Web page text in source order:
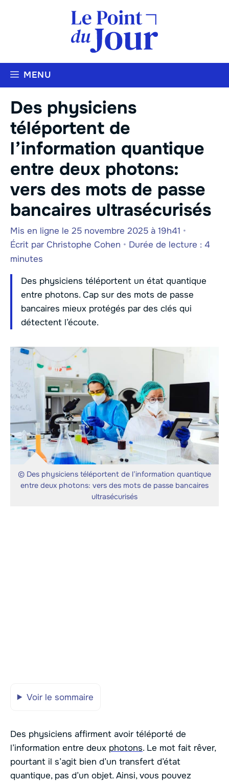
MENU
Des physiciens
téléportent de
l’information quantique
entre deux photons:
vers des mots de passe
bancaires ultrasécurisés
Mis en ligne le 25 novembre 2025 à 19h41 •
Écrit par Christophe Cohen • Durée de lecture : 4
minutes
Des physiciens téléportent un état quantique
entre photons. Cap sur des mots de passe
bancaires mieux protégés par des clés qui
détectent l’écoute.
© Des physiciens téléportent de l’information quantique
entre deux photons: vers des mots de passe bancaires
ultrasécurisés
Voir le sommaire
Des physiciens affirment avoir téléporté de
l’information entre deux photons. Le mot fait rêver,
pourtant il s’agit bien d’un transfert d’état
quantique, pas d’un objet. Ainsi, vous pouvez